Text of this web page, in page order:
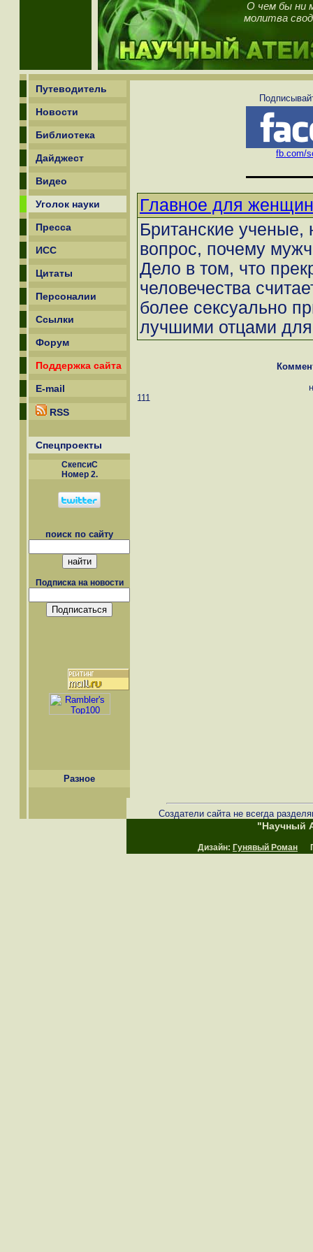
О чем бы ни
молитва
Путеводитель
Новости
Библиотека
Дайджест
Видео
Уголок науки
Пресса
ИСС
Цитаты
Персоналии
Ссылки
Форум
Поддержка сайта
E-mail
RSS
Спецпроекты
СкепсиС
Номер 2.
поиск по сайту
Подписка на новости
Разное
fb.com/
Главное для
Британские ученые,
вопрос, почему
Дело в том, что
человечества
более сексуально
лучшими отцами
111
Создатели сайта не всегда
"Научный
Дизайн: Гунявый Роман